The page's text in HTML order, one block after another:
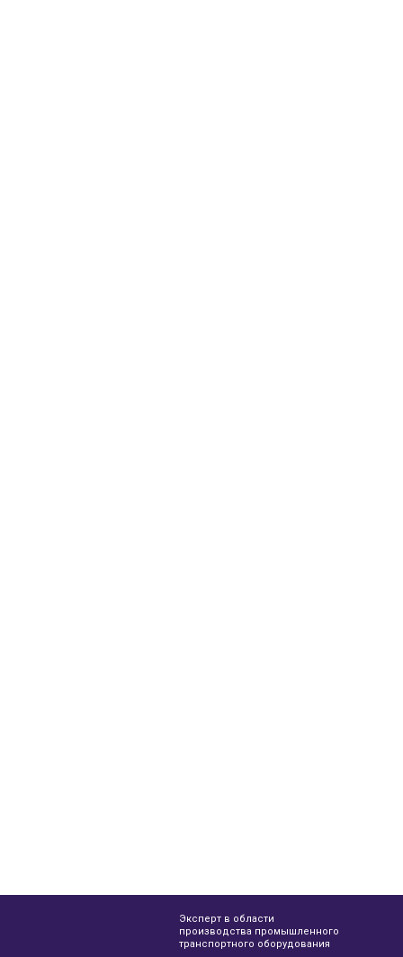
Эксперт в области
производства промышленного
транспортного оборудования